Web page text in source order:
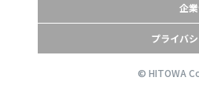
企
プライバ
© HITOWA